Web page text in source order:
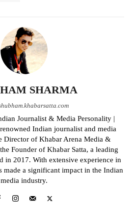
SHARMA
Journalist & Media Personality |
Indian journalist and media
Director of Khabar Arena Media &
Founder of Khabar Satta, a leading
in 2017. With extensive experience in
made a significant impact in the Indian
media industry.